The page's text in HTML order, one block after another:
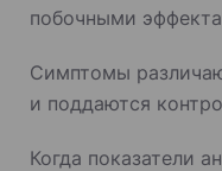
побочными
Симптомы
и поддаются
Когда показатели